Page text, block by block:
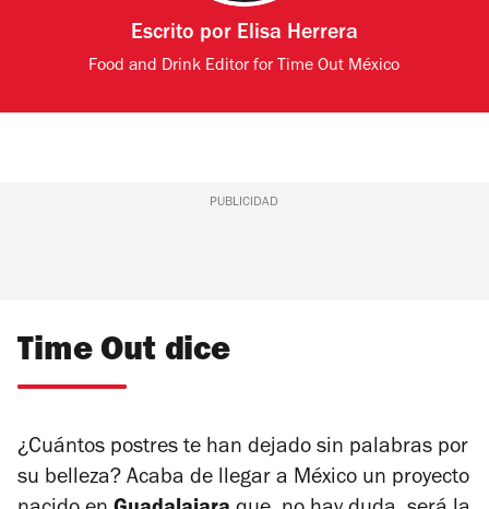
Escrito por Elisa Herrera
Food and Drink Editor for Time Out México
PUBLICIDAD
Time Out dice
¿Cuántos postres te han dejado sin palabras por
su belleza? Acaba de llegar a México un proyecto